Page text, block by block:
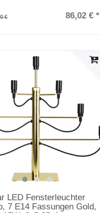
€ 86,02 € *
LED Fensterleuchter
7 E14 Fassungen Gold,